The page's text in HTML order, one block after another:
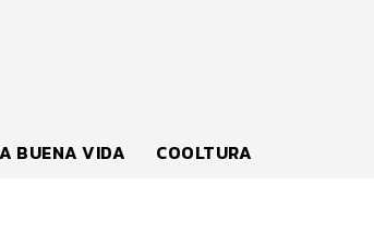
BUENA VIDA COOLTURA